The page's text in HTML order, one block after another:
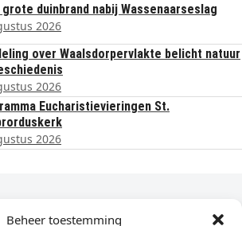
Beheer toestemming
duinbrand nabij Wassenaarseslag
2026
over Waalsdorpervlakte belicht natuur
2026
Eucharistievieringen St.
2026
laatste nieuws in je e-mail?